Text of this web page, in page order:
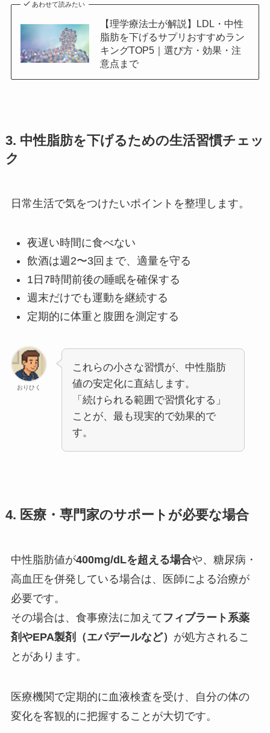
あわせて読みたい
【理学療法士が解説】LDL・中性
脂肪を下げるサプリおすすめラン
キングTOP5｜選び方・効果・注
意点まで
3. 中性脂肪を下げるための生活習慣チェッ
ク
日常生活で気をつけたいポイントを整理します。
夜遅い時間に食べない
飲酒は週2〜3回まで、適量を守る
1日7時間前後の睡眠を確保する
週末だけでも運動を継続する
定期的に体重と腹囲を測定する
おりひく
これらの小さな習慣が、中性脂肪
値の安定化に直結します。
「続けられる範囲で習慣化する」
ことが、最も現実的で効果的で
す。
4. 医療・専門家のサポートが必要な場合
中性脂肪値が400mg/dLを超える場合や、糖尿病・
高血圧を併発している場合は、医師による治療が
必要です。
その場合は、食事療法に加えて フィブラート系薬
剤やEPA製剤（エパデールなど） が処方されるこ
とがあります。
医療機関で定期的に血液検査を受け、自分の体の
変化を客観的に把握することが大切です。